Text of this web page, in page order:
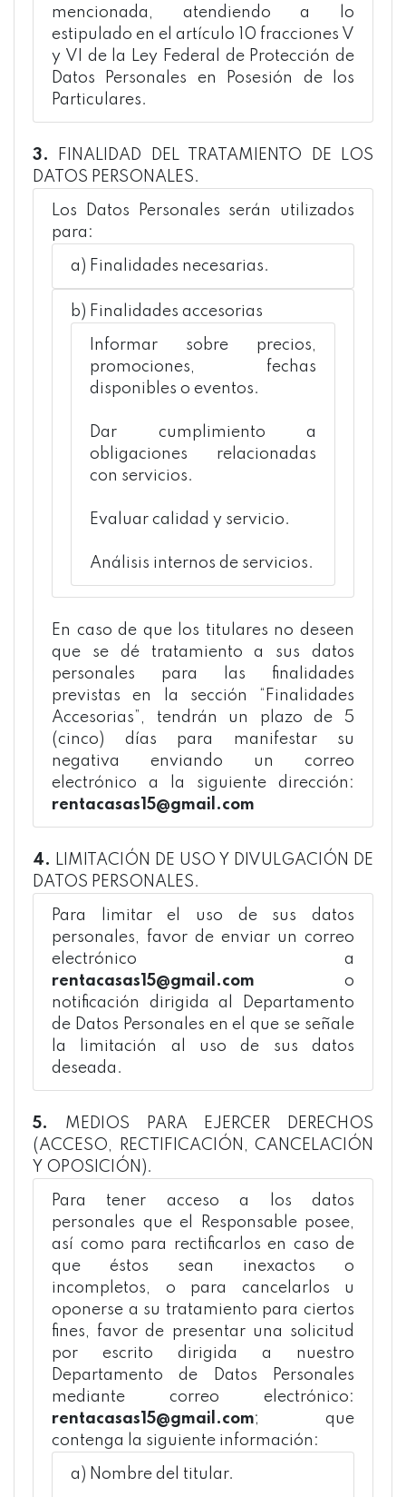
mencionada, atendiendo a lo
estipulado en el artículo 10 fracciones V
y VI de la Ley Federal de Protección de
Datos Personales en Posesión de los
Particulares.
3.
FINALIDAD DEL TRATAMIENTO DE LOS
DATOS PERSONALES.
Los Datos Personales serán utilizados
para:
a) Finalidades necesarias.
b) Finalidades accesorias
Informar sobre precios,
promociones, fechas
disponibles o eventos.
Dar cumplimiento a
obligaciones relacionadas
con servicios.
Evaluar calidad y servicio.
Análisis internos de servicios.
En caso de que los titulares no deseen
que se dé tratamiento a sus datos
personales para las finalidades
previstas en la sección “Finalidades
Accesorias”, tendrán un plazo de 5
(cinco) días para manifestar su
negativa enviando un correo
electrónico a la siguiente dirección:
rentacasas15@gmail.com
4. LIMITACIÓN DE USO Y DIVULGACIÓN DE
DATOS PERSONALES.
Para limitar el uso de sus datos
personales, favor de enviar un correo
electrónico a
rentacasas15@gmail.com o
notificación dirigida al Departamento
de Datos Personales en el que se señale
la limitación al uso de sus datos
deseada.
5.
MEDIOS PARA EJERCER DERECHOS
(ACCESO, RECTIFICACIÓN, CANCELACIÓN
Y OPOSICIÓN).
Para tener acceso a los datos
personales que el Responsable posee,
así como para rectificarlos en caso de
que éstos sean inexactos o
incompletos, o para cancelarlos u
oponerse a su tratamiento para ciertos
fines, favor de presentar una solicitud
por escrito dirigida a nuestro
Departamento de Datos Personales
mediante correo electrónico:
rentacasas15@gmail.com; que
contenga la siguiente información:
a) Nombre del titular.